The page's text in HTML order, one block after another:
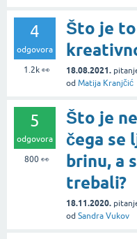
4
odgovora
1.2k👀
Što je to
18.08.2021.
od Matija Kranjčić
5
odgovora
800👀
Što je
čega se
brinu, a
trebali?
18.11.2020.
od Sandra Vukov